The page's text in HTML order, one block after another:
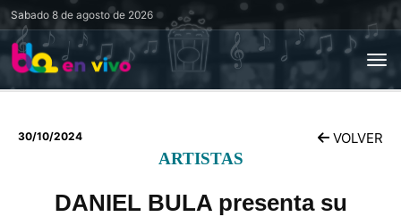
Sabado 8 de agosto de 2026
30/10/2024 VOLVER
ARTISTAS
DANIEL BULA presenta su